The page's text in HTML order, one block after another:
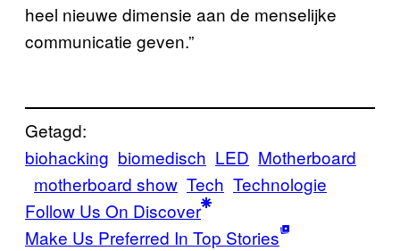
heel nieuwe dimensie aan de menselijke
communicatie geven.”
Getagd:
biohacking biomedisch LED Motherboard
motherboard show Tech Technologie
Follow Us On Discover
Make Us Preferred In Top Stories